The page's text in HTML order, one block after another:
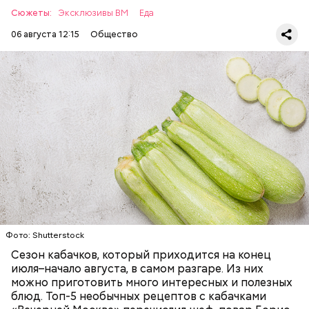
Сюжеты: Эксклюзивы ВМ
Еда
06 августа 12:15
Общество
Фото: Shutterstock
Сезон кабачков, который приходится на конец
июля–начало августа, в самом разгаре. Из них
можно приготовить много интересных и полезных
блюд. Топ-5 необычных рецептов с кабачками
Ингредиенты:
ЕДА ОВОЩИ РЕЦЕПТЫ
Фото: Shutterstock
— Наиболее распространенные борщ, щи, котлеты,
салаты, лаваш с творогом и сыром, пироги, омлет,
запеканка. Щавеля там везде используется
немного, поэтому никакого вреда от него не будет.
Чем разнообразнее рацион питания человека, тем
лучше. Потому что это исключает вероятность
возникновения дефицитов микроэлементов, —
заверил специалист.